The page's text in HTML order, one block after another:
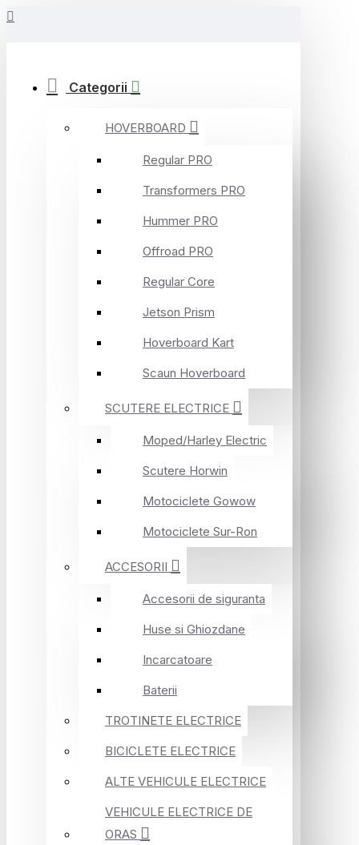
Categorii
HOVERBOARD
Regular PRO
Transformers PRO
Hummer PRO
Offroad PRO
Regular Core
Jetson Prism
Hoverboard Kart
Scaun Hoverboard
SCUTERE ELECTRICE
Moped/Harley Electric
Scutere Horwin
Motociclete Gowow
Motociclete Sur-Ron
ACCESORII
Accesorii de siguranta
Huse si Ghiozdane
Incarcatoare
Baterii
TROTINETE ELECTRICE
BICICLETE ELECTRICE
ALTE VEHICULE ELECTRICE
VEHICULE ELECTRICE DE
ORAS